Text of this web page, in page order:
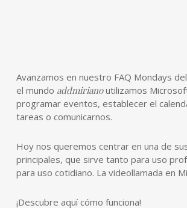
Avanzamos en nuestro FAQ Mondays
el mundo addmirianoutilizamos
programar eventos, establecer el
tareas o comunicarnos.
Hoy nos queremos centrar en una de
principales, que sirve tanto para uso
para uso cotidiano. La videollamada en
¡Descubre aquí cómo funciona!